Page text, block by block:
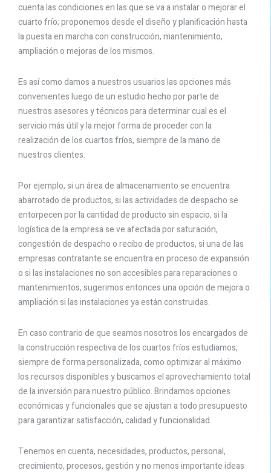
cuenta las condiciones en las que se va a instalar o mejorar el
cuarto frío; proponemos desde el diseño y planificación hasta
la puesta en marcha con construcción, mantenimiento,
ampliación o mejoras de los mismos.
Es así como damos a nuestros usuarios las opciones más
convenientes luego de un estudio hecho por parte de
nuestros asesores y técnicos para determinar cual es el
servicio más útil y la mejor forma de proceder con la
realización de los cuartos fríos, siempre de la mano de
nuestros clientes.
Por ejemplo, si un área de almacenamiento se encuentra
abarrotado de productos, si las actividades de despacho se
entorpecen por la cantidad de producto sin espacio, si la
logística de la empresa se ve afectada por saturación,
congestión de despacho o recibo de productos, si una de las
empresas contratante se encuentra en proceso de expansión
o si las instalaciones no son accesibles para reparaciones o
mantenimientos, sugerimos entonces una opción de mejora o
ampliación si las instalaciones ya están construidas.
En caso contrario de que seamos nosotros los encargados de
la construcción respectiva de los cuartos fríos estudiamos,
siempre de forma personalizada, como optimizar al máximo
los recursos disponibles y buscamos el aprovechamiento total
de la inversión para nuestro público. Brindamos opciones
económicas y funcionales que se ajustan a todo presupuesto
para garantizar satisfacción, calidad y funcionalidad.
Tenemos en cuenta, necesidades, productos, personal,
crecimiento, procesos, gestión y no menos importante ideas